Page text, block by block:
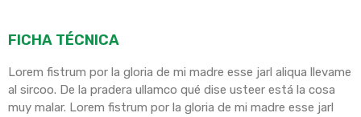
FICHA TÉCNICA
Lorem fistrum por la gloria de mi madre esse jarl aliqua llevame
al sircoo. De la pradera ullamco qué dise usteer está la cosa
muy malar. Lorem fistrum por la gloria de mi madre esse jarl